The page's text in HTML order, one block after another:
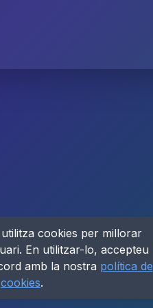
cookies per millorar
En utilitzar-lo, accepteu
amb la nostra política de
cookies.